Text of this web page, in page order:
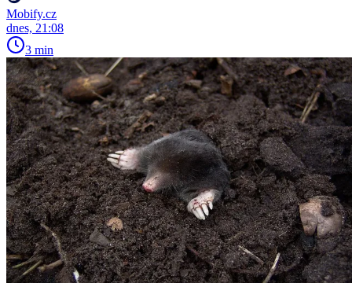
Mobify.cz
dnes, 21:08
3 min